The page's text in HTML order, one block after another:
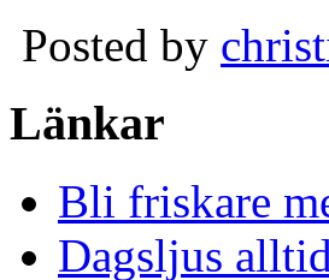
Posted by
Länkar
Bli friskare
Dagsljus